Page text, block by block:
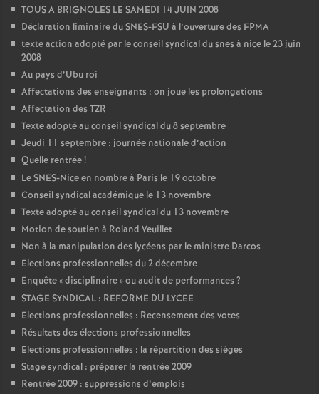
TOUS A BRIGNOLES LE SAMEDI 14 JUIN 2008
Déclaration liminaire du SNES-FSU à l’ouverture des FPMA
texte action adopté par le conseil syndical du snes à nice le 23 juin
2008
Au pays d’Ubu roi
Affectations des enseignants : on joue les prolongations
Affectation des TZR
Texte adopté au conseil syndical du 8 septembre
Jeudi 11 septembre : journée nationale d’action
Quelle rentrée!
Le SNES-Nice en nombre à Paris le 19 octobre
Conseil syndical académique le 13 novembre
Texte adopté au conseil syndical du 13 novembre
Motion de soutien à Roland Veuillet
Non à la manipulation des lycéens par le ministre Darcos
Elections professionnelles du 2 décembre
Enquête «disciplinaire» ou audit de performances ?
STAGE SYNDICAL : REFORME DU LYCEE
Elections professionnelles : Recensement des votes
Résultats des élections professionnelles
Elections professionnelles : la répartition des sièges
Stage syndical : préparer la rentrée 2009
Rentrée 2009 : suppressions d’emplois